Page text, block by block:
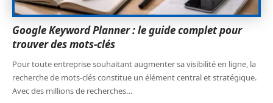
Google Keyword Planner : le guide complet pour
trouver des mots-clés
Pour toute entreprise souhaitant augmenter sa visibilité en ligne, la
recherche de mots-clés constitue un élément central et stratégique.
Avec des millions de recherches…